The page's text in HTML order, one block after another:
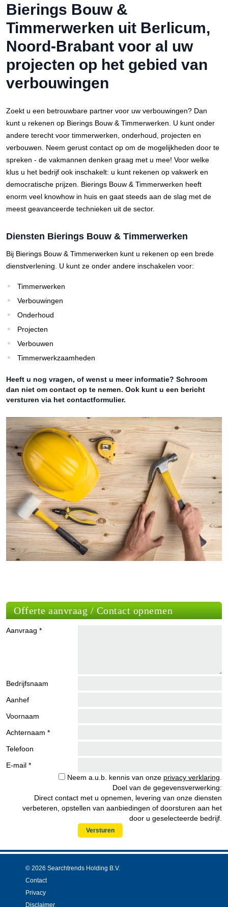
Bierings Bouw &
Timmerwerken uit Berlicum,
Noord-Brabant voor al uw
projecten op het gebied van
verbouwingen
Zoekt u een betrouwbare partner voor uw verbouwingen? Dan
kunt u rekenen op Bierings Bouw & Timmerwerken. U kunt onder
andere terecht voor timmerwerken, onderhoud, projecten en
verbouwen. Neem gerust contact op om de mogelijkheden door te
spreken - de vakmannen denken graag met u mee! Voor welke
klus u het bedrijf ook inschakelt: u kunt rekenen op vakwerk en
democratische prijzen. Bierings Bouw & Timmerwerken heeft
enorm veel knowhow in huis en gaat steeds aan de slag met de
meest geavanceerde technieken uit de sector.
Diensten Bierings Bouw & Timmerwerken
Bij Bierings Bouw & Timmerwerken kunt u rekenen op een brede
dienstverlening. U kunt ze onder andere inschakelen voor:
Timmerwerken
Verbouwingen
Onderhoud
Projecten
Verbouwen
Timmerwerkzaamheden
Heeft u nog vragen, of wenst u meer informatie? Schroom
dan niet om contact op te nemen. Ook kunt u een bericht
versturen via het contactformulier.
Offerte aanvraag / Contact opnemen
Aanvraag *
Bedrijfsnaam
Aanhef
Voornaam
Achternaam *
Telefoon
E-mail *
Neem a.u.b. kennis van onze privacy verklaring.
Doel van de gegevensverwerking:
Direct contact met u opnemen, levering van onze diensten
verbeteren, opstellen van aanbiedingen of doorsturen aan het
door u geselecteerde bedrijf.
Versturen
© 2026 Searchtrends Holding B.V.
Contact
Privacy
Disclaimer